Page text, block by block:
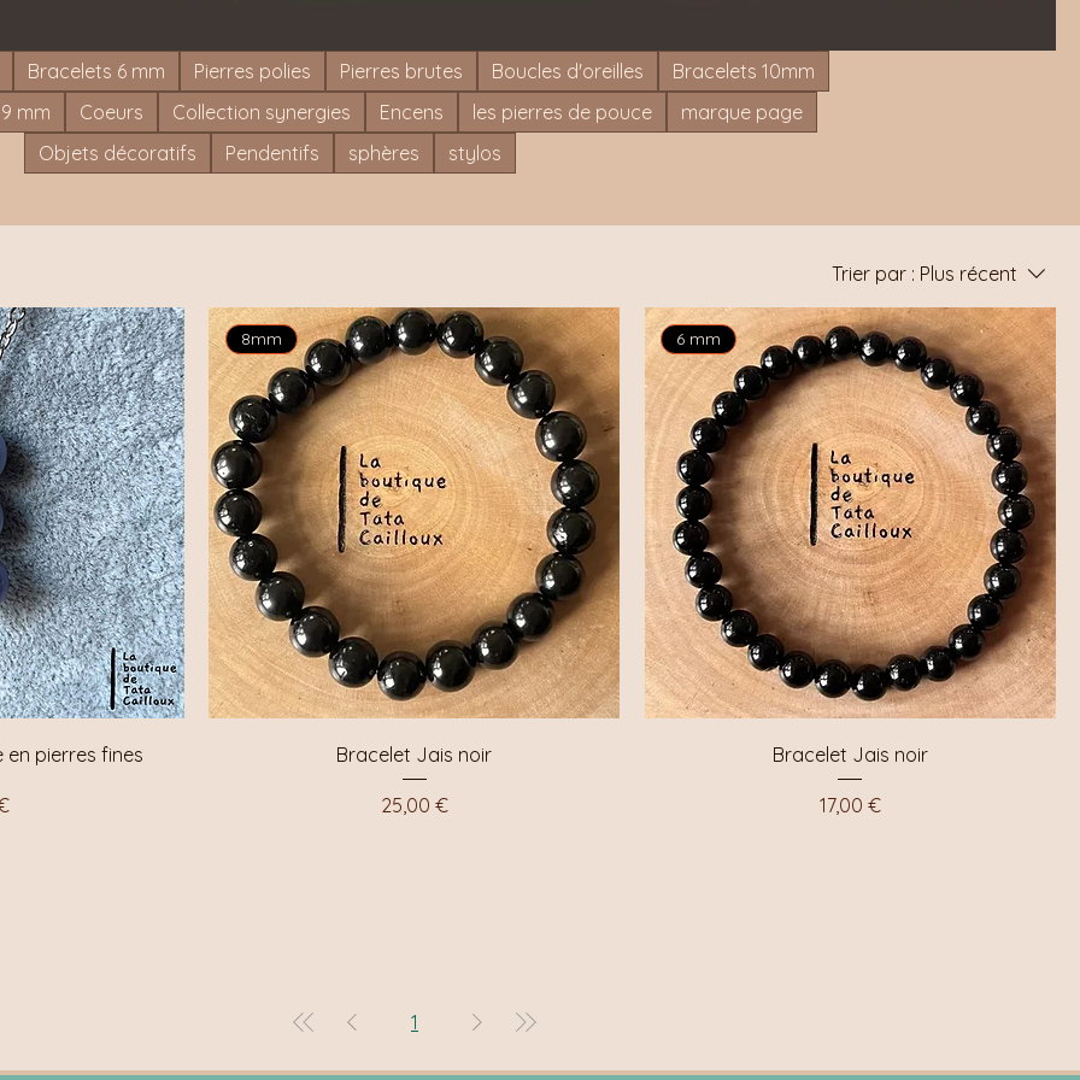
Bracelets 6 mm Pierres polies Pierres brutes Boucles d'oreilles
Bracelets 10mm
mm Coeurs Collection synergies Encens les pierres de pouce
marque page
Objets décoratifs
Pendentifs sphères stylos
Trier par : Plus récent
en pierres fines Aperçu rapide
8mm
Bracelet Jais noir
Prix
25,00 €
Aperçu rapide
6 mm
Bracelet Jais noir
Prix
17,00 €
1